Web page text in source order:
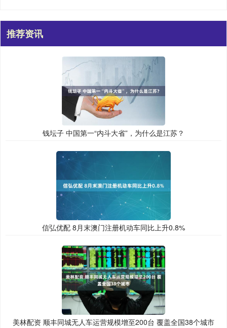
推荐资讯
钱坛子 中国第一“内斗大省”，为什么是江苏？
信弘优配 8月末澳门注册机动车同比上升0.8%
美林配资 顺丰同城无人车运营规模增至200台 覆盖全国38个城市